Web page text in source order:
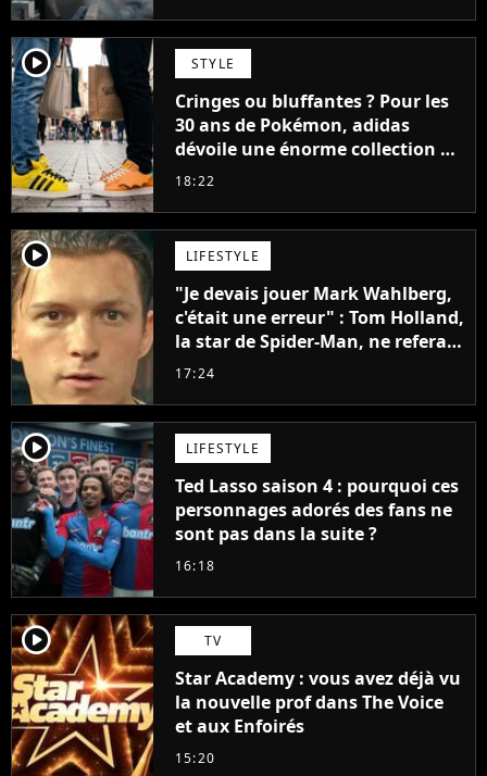
player2 STYLE
Cringes ou bluffantes ? Pour les
30 ans de Pokémon, adidas
dévoile une énorme collection de
sneakers et je ne sais pas quoi en
18:22
player2 LIFESTYLE
"Je devais jouer Mark Wahlberg,
c'était une erreur" : Tom Holland,
la star de Spider-Man, ne referait
pas ce blockbuster
17:24
player2 LIFESTYLE
Ted Lasso saison 4 : pourquoi ces
personnages adorés des fans ne
sont pas dans la suite ?
16:18
player2 TV
Star Academy : vous avez déjà vu
la nouvelle prof dans The Voice
et aux Enfoirés
15:20